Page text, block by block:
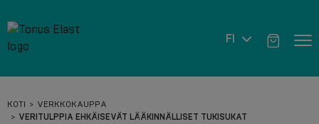
FI
KOTI
VERKKOKAUPPA
VERITULPPIA EHKÄISEVÄT LÄÄKINNÄLLISET TUKISUKAT